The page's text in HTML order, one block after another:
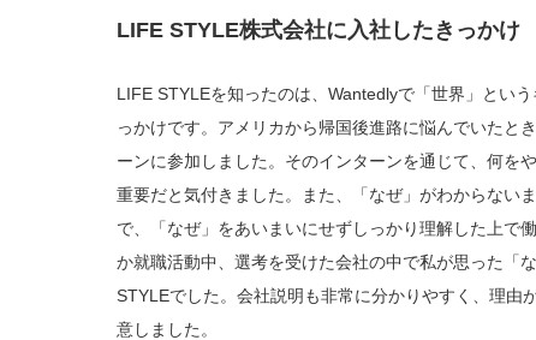
LIFE STYLE株式会社に入社したきっかけ
LIFE STYLEを知ったのは、Wantedlyで「世界」とい
っかけです。アメリカから帰国後進路に悩んでいたと
ーンに参加しました。そのインターンを通じて、何を
重要だと気付きました。また、「なぜ」がわからない
で、「なぜ」をあいまいにせずしっかり理解した上で
か就職活動中、選考を受けた会社の中で私が思った「
STYLEでした。会社説明も非常に分かりやすく、理由
意しました。